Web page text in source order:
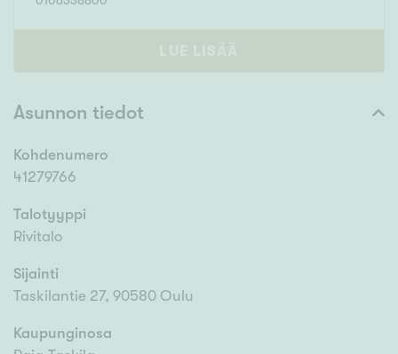
LUE LISÄÄ
Asunnon tiedot
Kohdenumero
41279766
Talotyyppi
Rivitalo
Sijainti
Taskilantie 27, 90580 Oulu
Kaupunginosa